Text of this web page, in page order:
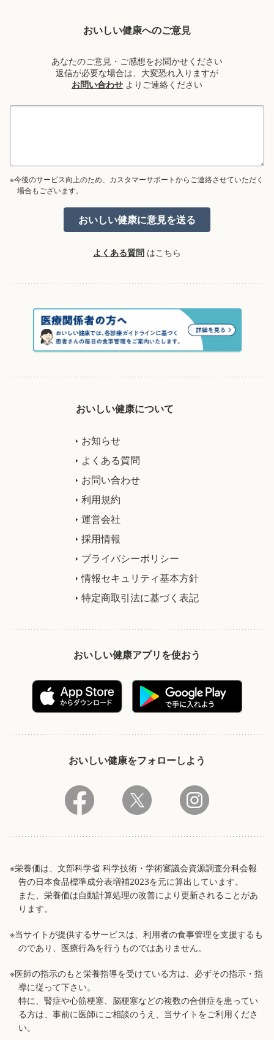
おいしい健康へのご意見
あなたのご意見・ご感想をお聞かせください
返信が必要な場合は、大変恐れ入りますが
お問い合わせ よりご連絡ください
※今後のサービス向上のため、カスタマーサポートからご連絡させていただく
場合もございます。
よくある質問 はこちら
おいしい健康について
お知らせ
よくある質問
お問い合わせ
利用規約
運営会社
採用情報
プライバシーポリシー
情報セキュリティ基本方針
特定商取引法に基づく表記
おいしい健康アプリを使おう
おいしい健康をフォローしよう
※栄養価は、文部科学省 科学技術・学術審議会資源調査分科会報
告の日本食品標準成分表増補2023を元に算出しています。
また、栄養価は自動計算処理の改善により更新されることがあ
ります。
※当サイトが提供するサービスは、利用者の食事管理を支援するも
のであり、医療行為を行うものではありません。
※医師の指示のもと栄養指導を受けている方は、必ずその指示・指
導に従って下さい。
特に、腎症や心筋梗塞、脳梗塞などの複数の合併症を患ってい
る方は、事前に医師にご相談のうえ、当サイトをご利用くださ
い。